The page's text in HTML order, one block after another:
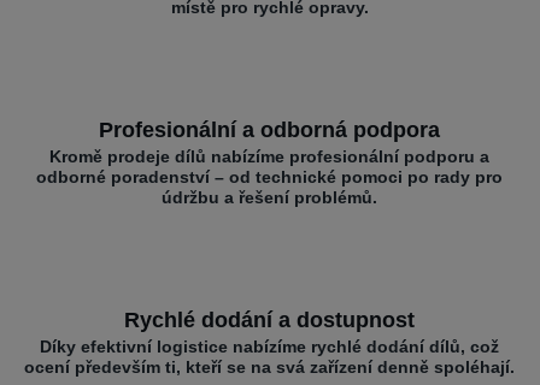
místě pro rychlé opravy.
Profesionální a odborná podpora
Kromě prodeje dílů nabízíme profesionální podporu a
odborné poradenství – od technické pomoci po rady pro
údržbu a řešení problémů.
Rychlé dodání a dostupnost
Díky efektivní logistice nabízíme rychlé dodání dílů, což
ocení především ti, kteří se na svá zařízení denně spoléhají.